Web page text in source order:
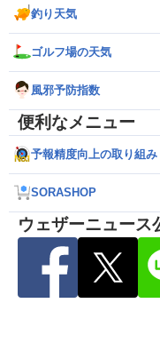
釣り天気
ゴルフ場の天気
風邪予防指数
便利なメニュー
予報精度向上の取り組み
SORASHOP
ウェザーニュース